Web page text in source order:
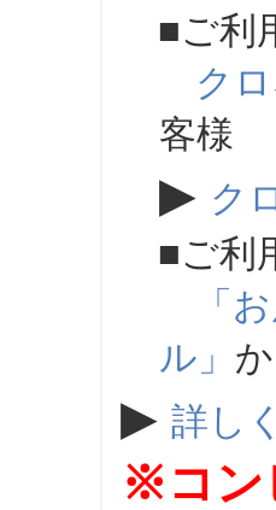
■ご利
ク
客様
▶ ク
■ご利
「
ル」
▶ 詳し
※コン